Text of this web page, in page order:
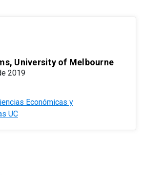
University of Melbourne
2019
Económicas y
UC